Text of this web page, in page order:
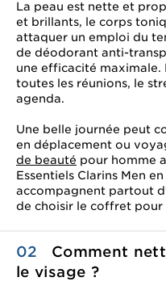
La peau est nette et
et brillants, le corps
attaquer un emploi du
de déodorant anti-
une efficacité maximale.
toutes les réunions, le
agenda.
Une belle journée peut
en déplacement ou
de beauté pour homme
Essentiels Clarins Men
accompagnent partout
de choisir le coffret pour
02
Comment
le visage ?